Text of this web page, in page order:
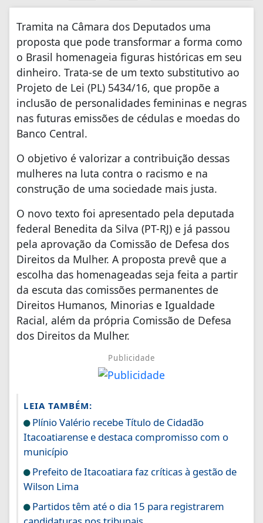
Tramita na Câmara dos Deputados uma
proposta que pode transformar a forma como
o Brasil homenageia figuras históricas em seu
dinheiro. Trata-se de um texto substitutivo ao
Projeto de Lei (PL) 5434/16, que propõe a
inclusão de personalidades femininas e negras
nas futuras emissões de cédulas e moedas do
Banco Central.
O objetivo é valorizar a contribuição dessas
mulheres na luta contra o racismo e na
construção de uma sociedade mais justa.
O novo texto foi apresentado pela deputada
federal Benedita da Silva (PT-RJ) e já passou
pela aprovação da Comissão de Defesa dos
Direitos da Mulher. A proposta prevê que a
escolha das homenageadas seja feita a partir
da escuta das comissões permanentes de
Direitos Humanos, Minorias e Igualdade
Racial, além da própria Comissão de Defesa
dos Direitos da Mulher.
Publicidade
LEIA TAMBÉM:
Plínio Valério recebe Título de Cidadão
Itacoatiarense e destaca compromisso com o
município
Prefeito de Itacoatiara faz críticas à gestão de
Wilson Lima
Partidos têm até o dia 15 para registrarem